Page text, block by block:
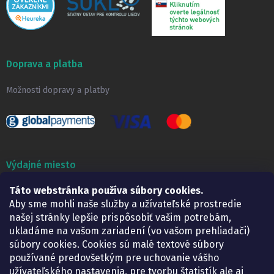
Táto webstránka používa súbory cookies.
Aby sme mohli naše služby a užívateľské prostredie
našej stránky lepšie prispôsobiť vašim potrebám,
ukladáme na vašom zariadení (vo vašom prehliadači)
súbory cookies. Cookies sú malé textové súbory
používané predovšetkým pre uchovanie vášho
užívateľského nastavenia, pre tvorbu štatistík ale aj
Doprava a platba
Možnosti dopravy a platby
Výdajné miesto
Lekáreň ADONAI
Košice – Smetanova 2
Pondelok:
07.30 – 15.30 h.
Utorok:
07.30 – 16.00 h.
Streda:
07.30 – 16.00 h.
Štvrtok:
07.30 – 15.30 h.
Piatok:
07.30 – 15.30 h.